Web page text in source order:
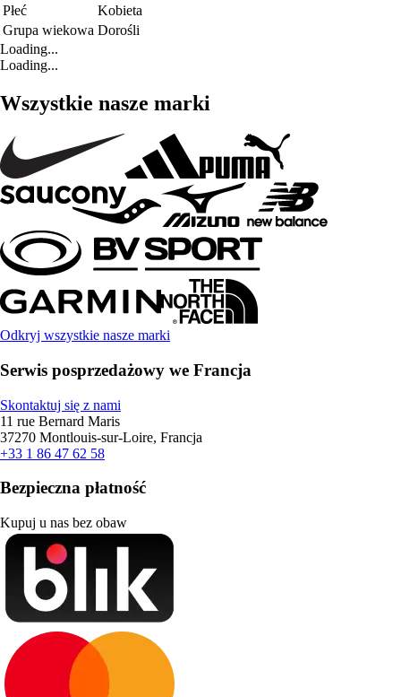
Płeć
Kobieta
Grupa wiekowa Dorośli
Loading...
Loading...
Wszystkie nasze marki
Odkryj wszystkie nasze marki
Serwis posprzedażowy we Francja
Skontaktuj się z nami
11 rue Bernard Maris
37270 Montlouis-sur-Loire, Francja
+33 1 86 47 62 58
Bezpieczna płatność
Kupuj u nas bez obaw